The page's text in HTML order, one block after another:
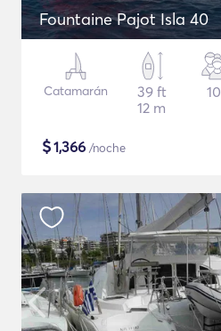
Fountaine Pajot Isla 40
Catamarán
39 ft
12 m
10
$1,366 /noche